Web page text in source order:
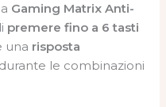
Gaming Matrix Anti-
premere fino a 6 tasti
una risposta
le combinazioni